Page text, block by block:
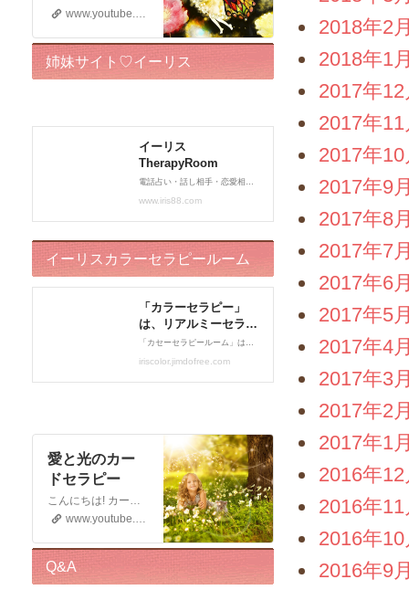
2018年2
2018年1
2017年12
2017年11
2017年10
2017年9
2017年8
2017年7
2017年6
2017年5
2017年4
2017年3
2017年2
2017年1
2016年12
2016年11
2016年10
2016年9
www.youtube.com
姉妹サイト♡イーリス
イーリスカラーセラピールーム
愛と光のカー
ドセラピー
こんにちは! カードセラピストのイーリスです 電話鑑定、メール鑑定などをしております お仕事の宣伝もさせていただく 動画です。 この動画が少しでもお役に立てると幸いです。 申し訳ございませんが このチャンネルではコメントの受付はしておりません。 ライブドアブログの方に入れていただくと幸いです。 末永くよろしくお願いいたします!
www.youtube.com
Q&A